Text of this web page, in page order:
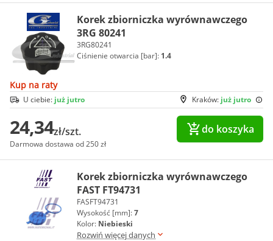
Korek zbiorniczka wyrównawczego
3RG 80241
3RG80241
Ciśnienie otwarcia [bar]: 1.4
Kup na raty
Kraków: już jutro
U ciebie: już jutro
24,34zł/szt.
Darmowa dostawa od 250 zł
do koszyka
Korek zbiorniczka wyrównawczego
FAST FT94731
FASFT94731
Wysokość [mm]:7
Kolor: Niebieski
Rozwiń więcej danych